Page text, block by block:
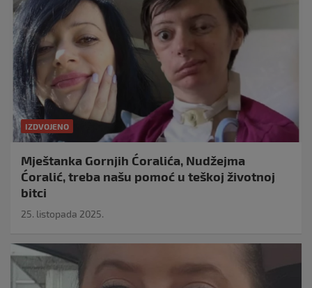
IZDVOJENO
Mještanka Gornjih Ćoralića, Nudžejma
Ćoralić, treba našu pomoć u teškoj životnoj
bitci
25. listopada 2025.